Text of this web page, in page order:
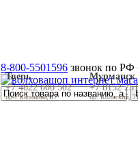
Тверь
+7 4822 600 502
пр-т Калинина, 17
Мурманск
+7 8152
пр. Кольский, 71
8-800-5501596 звонок по РФ